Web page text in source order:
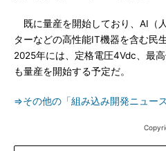
既に量産を開始しており、AI（
ターなどの高性能IT機器を含む民
2025年には、定格電圧4Vdc、最
も量産を開始する予定だ。
⇒その他の「組み込み開発ニュー